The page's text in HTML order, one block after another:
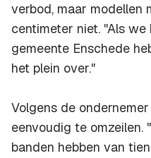
verbod, maar modellen
centimeter niet. "Als
gemeente Enschede
het plein over."
Volgens de
eenvoudig te omzeilen.
banden hebben van